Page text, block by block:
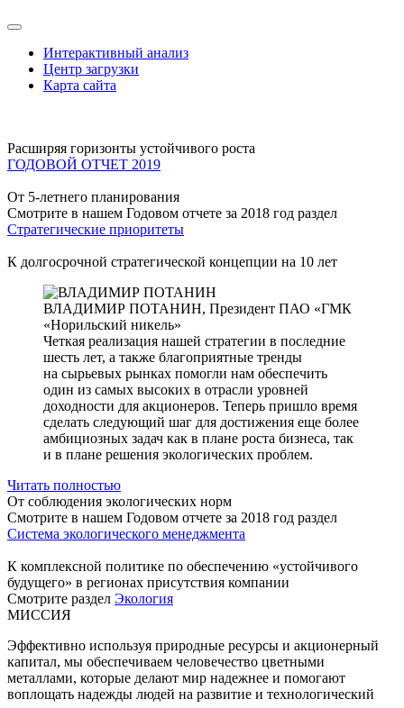
Интерактивный анализ
Центр загрузки
Карта сайта
Расширяя горизонты устойчивого роста
ГОДОВОЙ ОТЧЕТ 2019
От 5-летнего планирования
Смотрите в нашем Годовом отчете за 2018 год раздел
Стратегические приоритеты
К долгосрочной стратегической концепции на 10 лет
ВЛАДИМИР ПОТАНИН, Президент ПАО «ГМК
«Норильский никель»
Четкая реализация нашей стратегии в последние
шесть лет, а также благоприятные тренды
на сырьевых рынках помогли нам обеспечить
один из самых высоких в отрасли уровней
доходности для акционеров. Теперь пришло время
сделать следующий шаг для достижения еще более
амбициозных задач как в плане роста бизнеса, так
и в плане решения экологических проблем.
Читать полностью
От соблюдения экологических норм
Смотрите в нашем Годовом отчете за 2018 год раздел
Система экологического менеджмента
К комплексной политике по обеспечению «устойчивого
будущего» в регионах присутствия компании
Смотрите раздел Экология
МИССИЯ
Эффективно используя природные ресурсы и акционерный
капитал, мы обеспечиваем человечество цветными
металлами, которые делают мир надежнее и помогают
воплощать надежды людей на развитие и технологический